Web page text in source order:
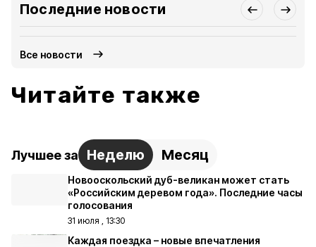
Последние новости
Все новости
Читайте также
Лучшее за Неделю Месяц
Новооскольский дуб-великан может стать
«Российским деревом года». Последние часы
голосования
31 июля , 13:30
Каждая поездка – новые впечатления